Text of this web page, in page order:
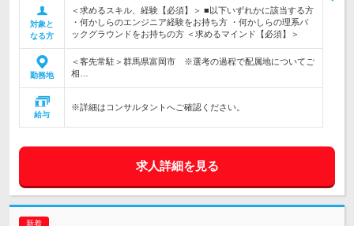
対象と
なる方
＜求めるスキル、経験【必須】＞ ■以下いずれかに該当する方
・何かしらのエンジニア経験をお持ち方 ・何かしらの理系バ
ックグラウンドをお持ちの方 ＜求めるマインド【必須】＞
勤務地
＜客先常駐＞群馬県富岡市 ※選考の過程で配属地についてご
相…
給与
※詳細はコンサルタントへご確認ください。
求人詳細を見る